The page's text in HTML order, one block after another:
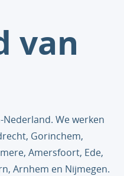
van
We werken
Gorinchem,
Amersfoort, Ede,
Arnhem en Nijmegen.